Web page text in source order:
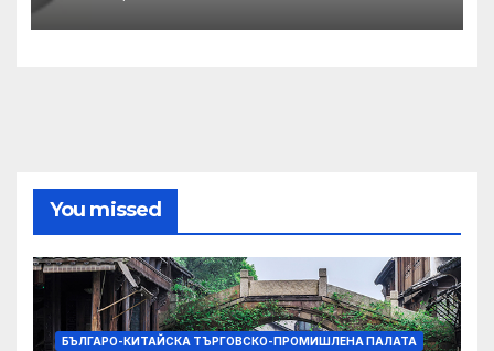
община
You missed
БЪЛГАРО-КИТАЙСКА ТЪРГОВСКО-ПРОМИШЛЕНА ПАЛАТА